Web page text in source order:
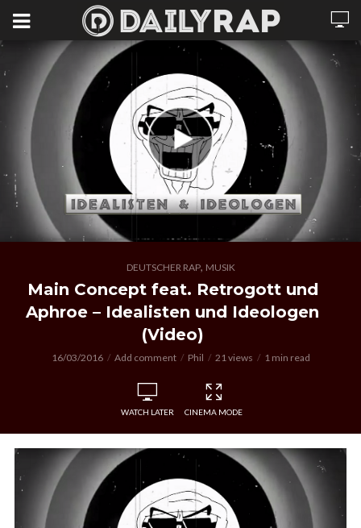
DEUTSCHER RAP, MUSIK
Main Concept feat. Retrogott und
Aphroe – Idealisten und Ideologen
(Video)
16/03/2016 Add comment Phil 21 views 1 min read
WATCH LATER CINEMA MODE